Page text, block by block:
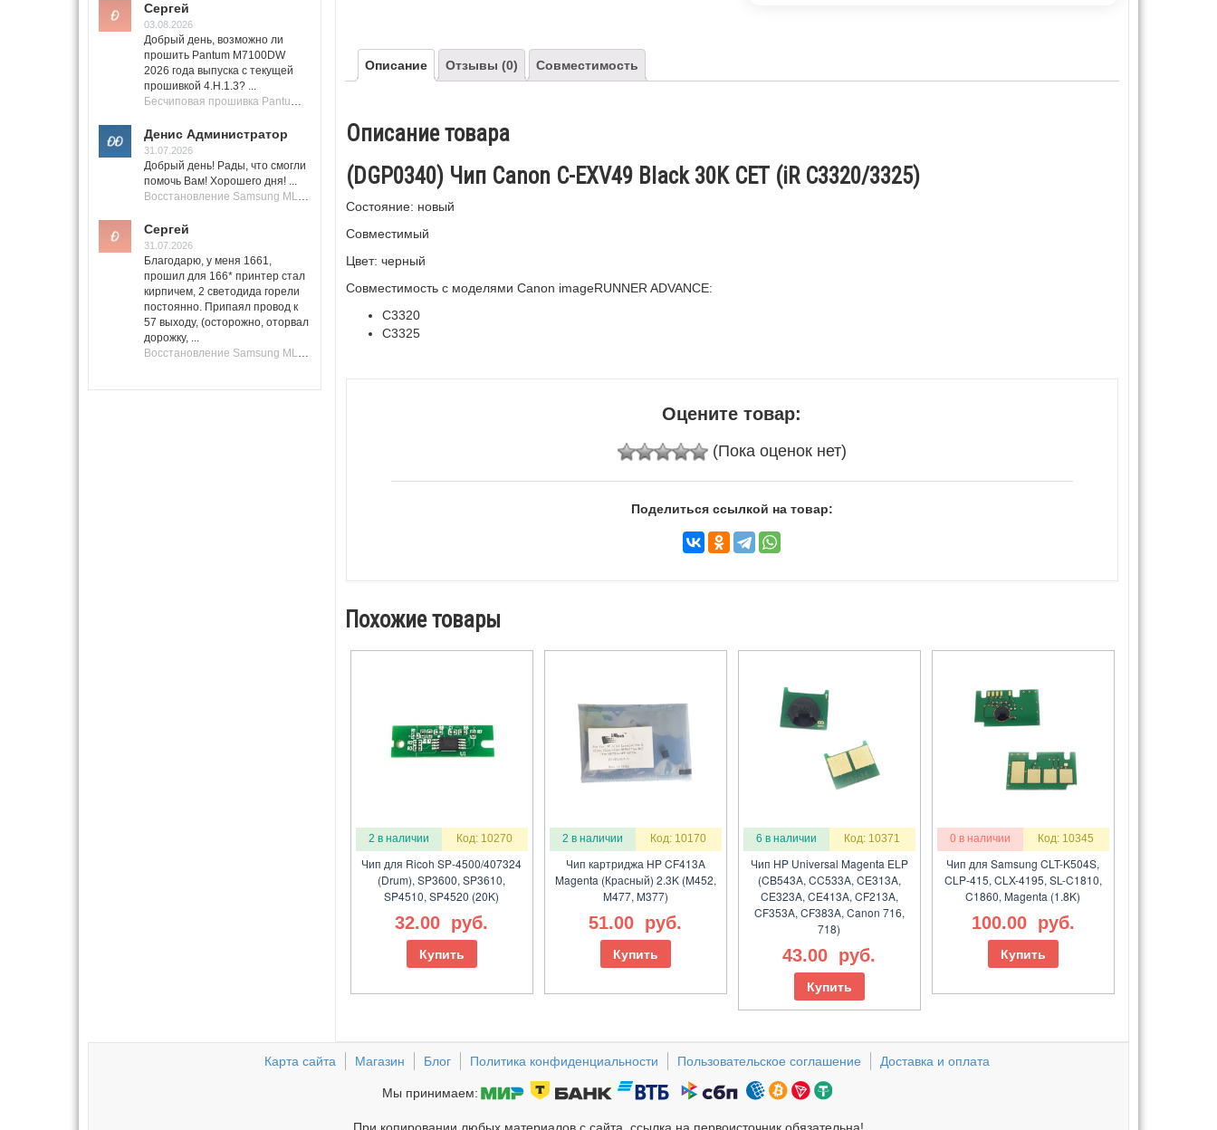
Сергей
03.08.2026
Добрый день, возможно ли
прошить Pantum M7100DW
2026 года выпуска с текущей
прошивкой 4.H.1.3? ...
Бесчиповая прошивка Pantum M7100 Series (M7100, M7108, M7102, M7103, M7105)
Денис Администратор
31.07.2026
Добрый день! Рады, что смогли
помочь Вам! Хорошего дня! ...
Восстановление Samsung ML-1661, ML-1666 после не удачной прошивки.
Сергей
31.07.2026
Благодарю, у меня 1661,
прошил для 166* принтер стал
кирпичем, 2 светодида горели
постоянно. Припаял провод к
57 выходу, (осторожно, оторвал
дорожку, ...
Восстановление Samsung ML-1661, ML-1666 после не удачной прошивки.
Описание Отзывы (0) Совместимость
Описание товара
(DGP0340) Чип Canon C-EXV49 Black 30K CET (iR C3320/3325)
Состояние: новый
Совместимый
Цвет: черный
Совместимость с моделями Canon imageRUNNER ADVANCE:
C3320
C3325
Оцените товар:
(Пока оценок нет)
Поделиться ссылкой на товар:
Похожие товары
2 в наличии Код: 10270
Чип для Ricoh SP-4500/407324
(Drum), SP3600, SP3610,
SP4510, SP4520 (20K)
32.00 руб.
Купить
2 в наличии Код: 10170
Чип картриджа HP CF413A
Magenta (Красный) 2.3K (M452,
M477, M377)
51.00 руб.
Купить
6 в наличии Код: 10371
Чип HP Universal Magenta ELP
(CB543A, CC533A, CE313A,
CE323A, CE413A, CF213A,
CF353A, CF383A, Canon 716,
718)
43.00 руб.
Купить
0 в наличии Код: 10345
Чип для Samsung CLT-K504S,
CLP-415, CLX-4195, SL-C1810,
C1860, Magenta (1.8K)
100.00 руб.
Купить
Карта сайта Магазин Блог Политика конфиденциальности Пользовательское соглашение Доставка и оплата
Мы принимаем: